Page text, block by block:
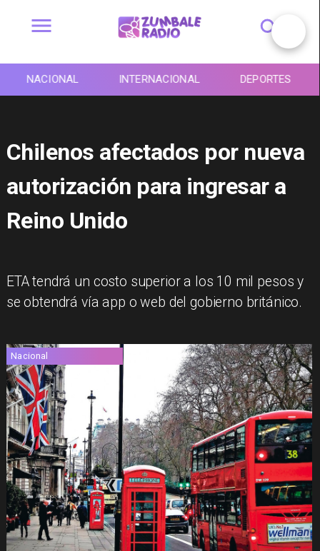
NACIONAL INTERNACIONAL DEPORTES
Chilenos afectados por nueva
autorización para ingresar a
Reino Unido
ETA tendrá un costo superior a los 10 mil pesos y
se obtendrá vía app o web del gobierno británico.
Nacional